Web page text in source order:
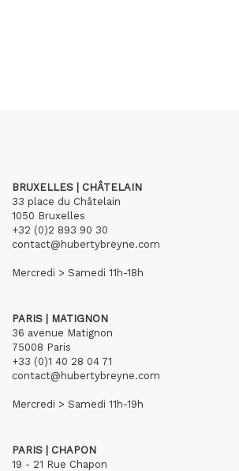
BRUXELLES | CHÂTELAIN
33 place du Châtelain
1050 Bruxelles
+32 (0)2 893 90 30
contact@hubertybreyne.com
Mercredi > Samedi 11h-18h
PARIS | MATIGNON
36 avenue Matignon
75008 Paris
+33 (0)1 40 28 04 71
contact@hubertybreyne.com
Mercredi > Samedi 11h-19h
PARIS | CHAPON
19 - 21 Rue Chapon